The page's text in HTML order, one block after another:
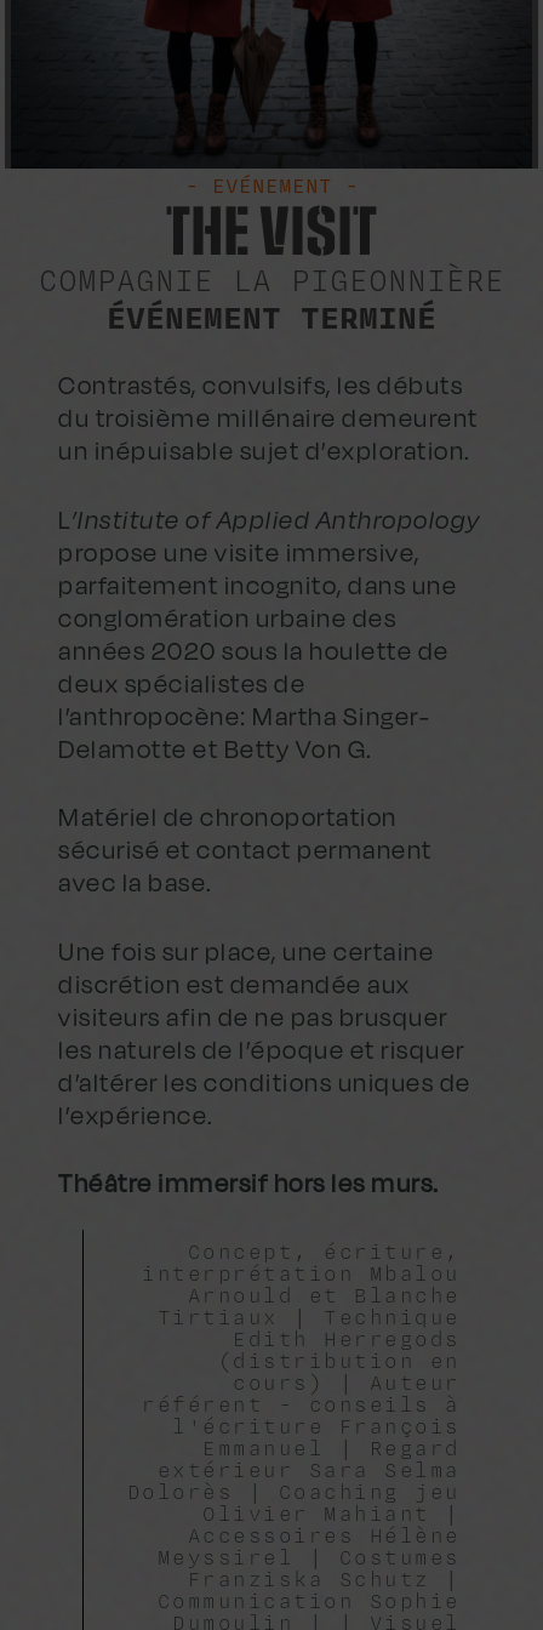
- EVÉNEMENT -
THE VISIT
COMPAGNIE LA PIGEONNIÈRE
ÉVÉNEMENT TERMINÉ
Contrastés, convulsifs, les débuts
du troisième millénaire demeurent
un inépuisable sujet d’exploration.
L’Institute of Applied Anthropology
propose une visite immersive,
parfaitement incognito, dans une
conglomération urbaine des
années 2020 sous la houlette de
deux spécialistes de
l’anthropocène: Martha Singer-
Delamotte et Betty Von G.
Matériel de chronoportation
sécurisé et contact permanent
avec la base.
Une fois sur place, une certaine
discrétion est demandée aux
visiteurs afin de ne pas brusquer
les naturels de l’époque et risquer
d’altérer les conditions uniques de
l’expérience.
Théâtre immersif hors les murs.
Concept, écriture,
interprétation Mbalou
Arnould et Blanche
Tirtiaux | Technique
Edith Herregods
(distribution en
cours) | Auteur
référent - conseils à
l'écriture François
Emmanuel | Regard
extérieur Sara Selma
Dolorès | Coaching jeu
Olivier Mahiant |
Accessoires Hélène
Meyssirel | Costumes
Franziska Schutz |
Communication Sophie
Dumoulin | | Visuel